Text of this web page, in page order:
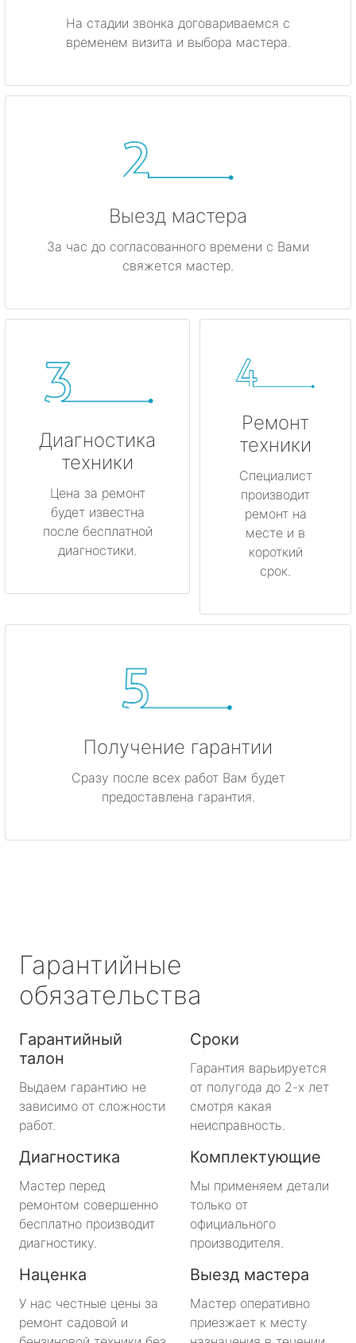
На стадии звонка договариваемся с
временем визита и выбора мастера.
Выезд мастера
За час до согласованного времени с Вами
свяжется мастер.
Диагностика
техники
Цена за ремонт
будет известна
после бесплатной
диагностики.
Ремонт
техники
Специалист
производит
ремонт на
месте и в
короткий
срок.
Получение гарантии
Сразу после всех работ Вам будет
предоставлена гарантия.
Гарантийные
обязательства
Гарантийный
талон
Выдаем гарантию не
зависимо от сложности
работ.
Сроки
Гарантия варьируется
от полугода до 2-х лет
смотря какая
неисправность.
Диагностика
Мастер перед
ремонтом совершенно
бесплатно производит
диагностику.
Комплектующие
Мы применяем детали
только от
официального
производителя.
Наценка
У нас честные цены за
ремонт садовой и
Выезд мастера
Мастер оперативно
приезжает к месту